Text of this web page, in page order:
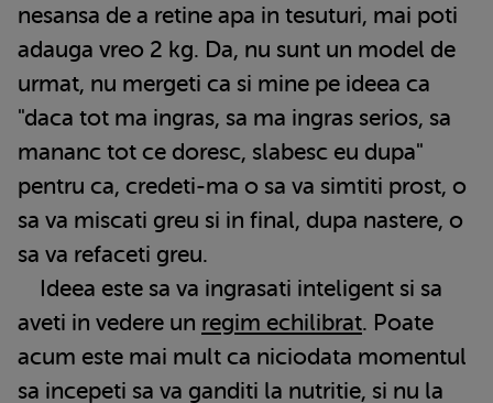
nesansa de a retine apa in tesuturi, mai poti
adauga vreo 2 kg. Da, nu sunt un model de
urmat, nu mergeti ca si mine pe ideea ca
"daca tot ma ingras, sa ma ingras serios, sa
mananc tot ce doresc, slabesc eu dupa"
pentru ca, credeti-ma o sa va simtiti prost, o
sa va miscati greu si in final, dupa nastere, o
sa va refaceti greu.
Ideea este sa va ingrasati inteligent si sa
aveti in vedere un regim echilibrat. Poate
acum este mai mult ca niciodata momentul
sa incepeti sa va ganditi la nutritie, si nu la